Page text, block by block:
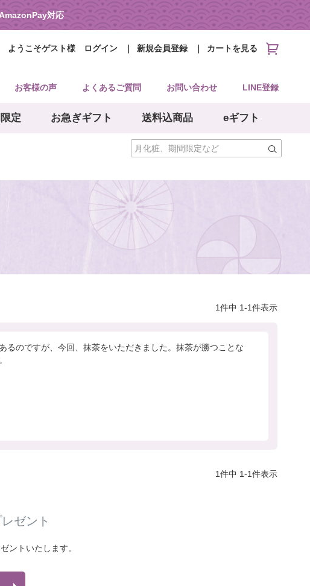
AmazonPay対応
ようこそゲスト様 ログイン 新規会員登録 カートを見る
お客様の声 よくあるご質問 お問い合わせ LINE登録
定 お急ぎギフト 送料込商品 eギフト
1件中 1-1件表示
るのですが、今回、抹茶をいただきました。抹茶が勝つことな
1件中 1-1件表示
ゼント
ントいたします。